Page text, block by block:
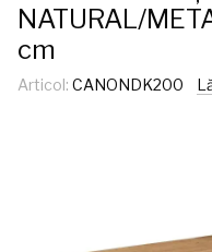
NATURAL/
cm
Articol: CANONDK200